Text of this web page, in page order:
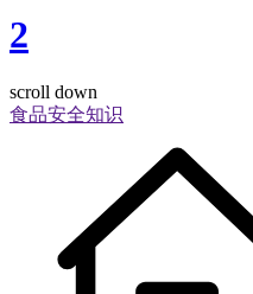
2
scroll down
食品安全知识